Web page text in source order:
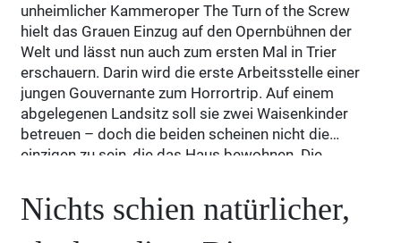
unheimlicher Kammeroper The Turn of the Screw
hielt das Grauen Einzug auf den Opernbühnen der
Welt und lässt nun auch zum ersten Mal in Trier
erschauern. Darin wird die erste Arbeitsstelle einer
jungen Gouvernante zum Horrortrip. Auf einem
abgelegenen Landsitz soll sie zwei Waisenkinder
betreuen – doch die beiden scheinen nicht die
einzigen zu sein, die das Haus bewohnen. Die
Erscheinungen. Könnten das die beiden ehemaligen
Angestellten sein, die auf mysteriöse Weise ums
Nichts schien natürlicher,